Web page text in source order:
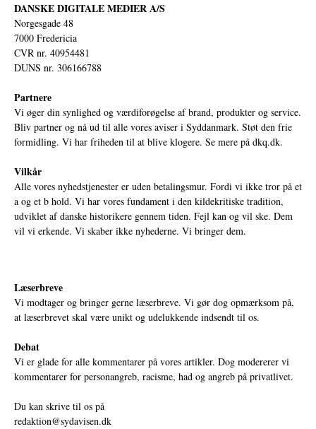
DANSKE DIGITALE MEDIER A/S
Norgesgade 48
7000 Fredericia
CVR nr. 40954481
DUNS nr. 306166788
Partnere
Vi øger din synlighed og værdiforøgelse af brand, produkter og service.
Bliv partner og nå ud til alle vores aviser i Syddanmark. Støt den frie
formidling. Vi har friheden til at blive klogere. Se mere på dkq.dk.
Vilkår
Alle vores nyhedstjenester er uden betalingsmur. Fordi vi ikke tror på et
a og et b hold. Vi har vores fundament i den kildekritiske tradition,
udviklet af danske historikere gennem tiden. Fejl kan og vil ske. Dem
vil vi erkende. Vi skaber ikke nyhederne. Vi bringer dem.
Læserbreve
Vi modtager og bringer gerne læserbreve. Vi gør dog opmærksom på,
at læserbrevet skal være unikt og udelukkende indsendt til os.
Debat
Vi er glade for alle kommentarer på vores artikler. Dog modererer vi
kommentarer for personangreb, racisme, had og angreb på privatlivet.
Du kan skrive til os på
redaktion@sydavisen.dk